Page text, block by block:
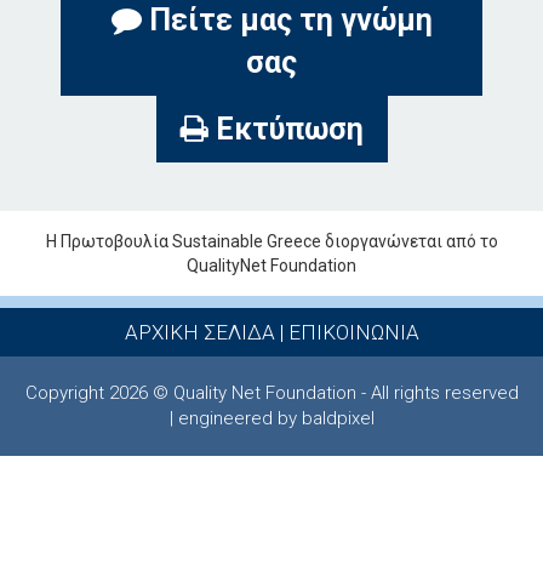
Πείτε μας τη γνώμη
σας
Εκτύπωση
Η Πρωτοβουλία Sustainable Greece διοργανώνεται από το
QualityNet Foundation
ΑΡΧΙΚΗ ΣΕΛΙΔΑ| ΕΠΙΚΟΙΝΩΝΙΑ
Copyright 2026 © Quality Net Foundation - All rights reserved
| engineered by baldpixel